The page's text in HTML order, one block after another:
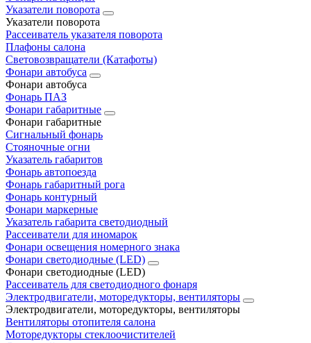
Указатели поворота
Указатели поворота
Рассеиватель указателя поворота
Плафоны салона
Световозвращатели (Катафоты)
Фонари автобуса
Фонари автобуса
Фонарь ПАЗ
Фонари габаритные
Фонари габаритные
Сигнальный фонарь
Стояночные огни
Указатель габаритов
Фонарь автопоезда
Фонарь габаритный рога
Фонарь контурный
Фонари маркерные
Указатель габарита светодиодный
Рассеиватели для иномарок
Фонари освещения номерного знака
Фонари светодиодные (LED)
Фонари светодиодные (LED)
Рассеиватель для светодиодного фонаря
Электродвигатели, моторедукторы, вентиляторы
Электродвигатели, моторедукторы, вентиляторы
Вентиляторы отопителя салона
Моторедукторы стеклоочистителей